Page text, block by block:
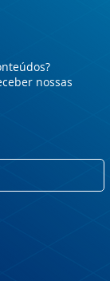
nossas